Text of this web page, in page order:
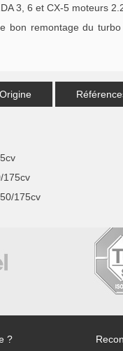
3, 6 et CX-5 moteurs
bon remontage du
175cv
175cv
?